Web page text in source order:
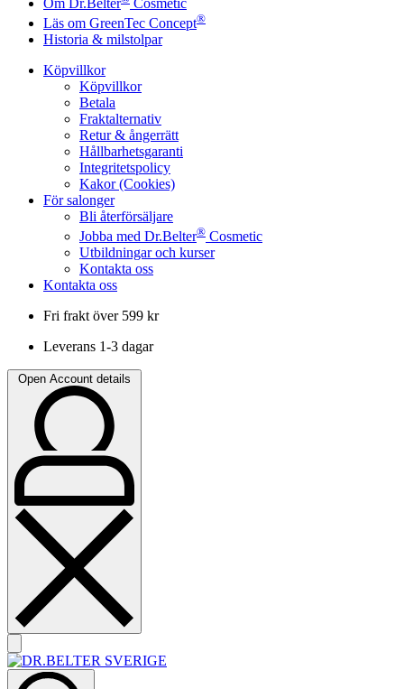
Läs om GreenTec Concept®
Historia & milstolpar
Köpvillkor
Köpvillkor
Betala
Fraktalternativ
Retur & ångerrätt
Hållbarhetsgaranti
Integritetspolicy
Kakor (Cookies)
För salonger
Bli återförsäljare
Jobba med Dr.Belter® Cosmetic
Utbildningar och kurser
Kontakta oss
Kontakta oss
Fri frakt över 599 kr
Leverans 1-3 dagar
Open Account details